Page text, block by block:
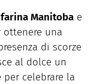
farina Manitoba e
una
di scorze
al dolce un
celebrare la